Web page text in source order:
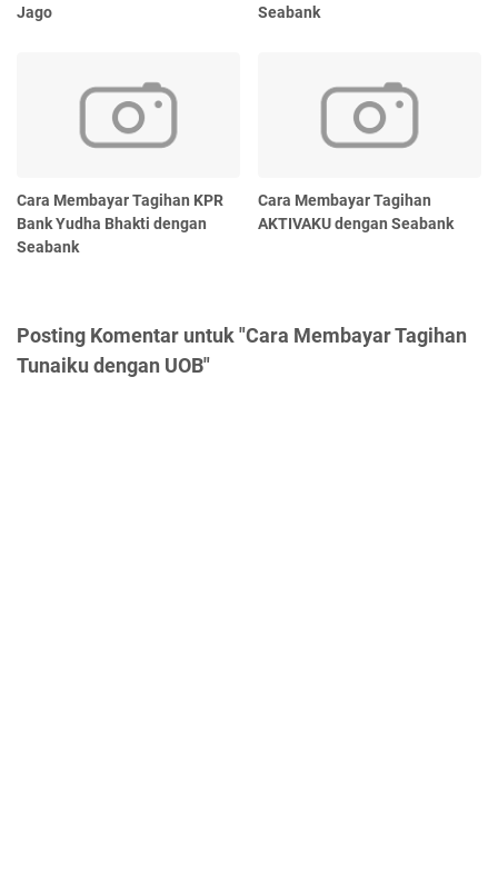
Jago
Seabank
Cara Membayar Tagihan KPR
Bank Yudha Bhakti dengan
Seabank
Cara Membayar Tagihan
AKTIVAKU dengan Seabank
Posting Komentar untuk "Cara Membayar Tagihan
Tunaiku dengan UOB"